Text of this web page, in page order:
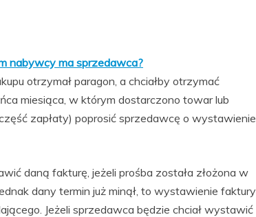
nabywcy ma sprzedawca?
otrzymał paragon, a chciałby otrzymać
miesiąca, w którym dostarczono towar lub
zapłaty) poprosić sprzedawcę o wystawienie
daną fakturę, jeżeli prośba została złożona w
dany termin już minął, to wystawienie faktury
Jeżeli sprzedawca będzie chciał wystawić